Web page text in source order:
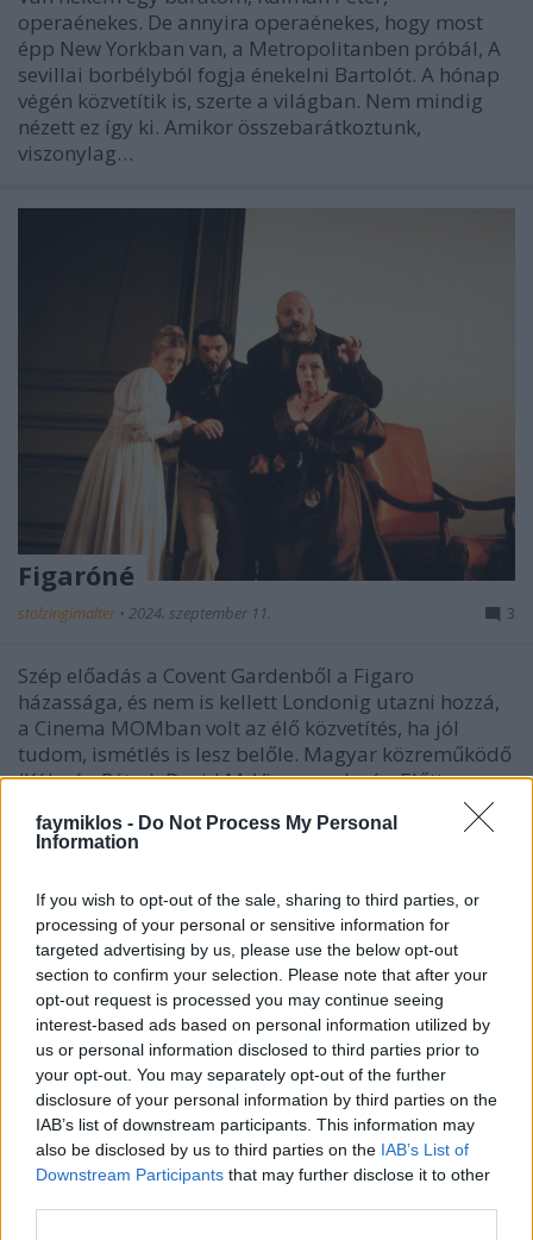
faymiklos - Do Not Process My Personal
Information
If you wish to opt-out of the sale, sharing to third parties, or
processing of your personal or sensitive information for
targeted advertising by us, please use the below opt-out
section to confirm your selection. Please note that after your
opt-out request is processed you may continue seeing
interest-based ads based on personal information utilized by
us or personal information disclosed to third parties prior to
your opt-out. You may separately opt-out of the further
disclosure of your personal information by third parties on the
IAB’s list of downstream participants. This information may
also be disclosed by us to third parties on the IAB’s List of
Downstream Participants that may further disclose it to other
operaénekes. De annyira operaénekes, hogy most
épp New Yorkban van, a Metropolitanben próbál, A
sevillai borbélyból fogja énekelni Bartolót. A hónap
végén közvetítik is, szerte a világban. Nem mindig
nézett ez így ki. Amikor összebarátkoztunk,
viszonylag…
Figaróné
stolzingimalter • 2024. szeptember 11. 3
Szép előadás a Covent Gardenből a Figaro
házassága, és nem is kellett Londonig utazni hozzá,
a Cinema MOMban volt az élő közvetítés, ha jól
tudom, ismétlés is lesz belőle. Magyar közreműködő
(Kálmán Péter), David McVicar rendezés. Előtte
beszélgetés a rendezővel, ahol McVicar azt mondta,
hogy ha…